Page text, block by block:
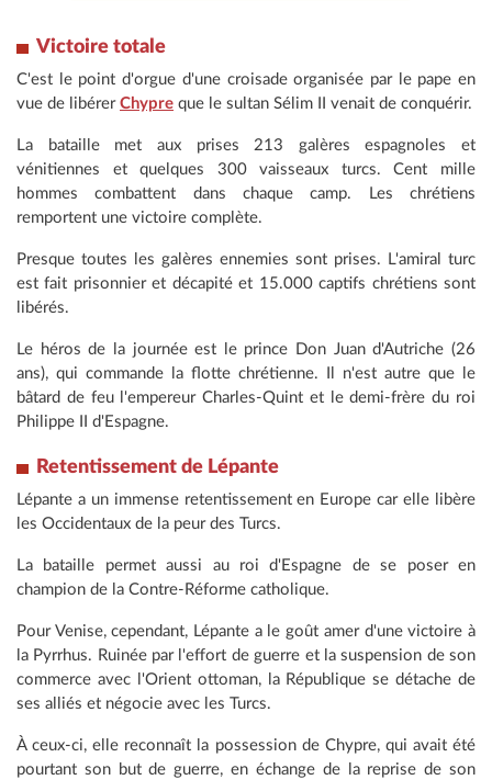
Victoire totale
C'est le point d'orgue d'une croisade organisée par le pape en
vue de libérer Chypre que le sultan Sélim II venait de conquérir.
La bataille met aux prises 213 galères espagnoles et
vénitiennes et quelques 300 vaisseaux turcs. Cent mille
hommes combattent dans chaque camp. Les chrétiens
remportent une victoire complète.
Presque toutes les galères ennemies sont prises. L'amiral turc
est fait prisonnier et décapité et 15.000 captifs chrétiens sont
libérés.
Le héros de la journée est le prince Don Juan d'Autriche (26
ans), qui commande la flotte chrétienne. Il n'est autre que le
bâtard de feu l'empereur Charles-Quint et le demi-frère du roi
Philippe II d'Espagne.
Retentissement de Lépante
Lépante a un immense retentissement en Europe car elle libère
les Occidentaux de la peur des Turcs.
La bataille permet aussi au roi d'Espagne de se poser en
champion de la Contre-Réforme catholique.
Pour Venise, cependant, Lépante a le goût amer d'une victoire à
la Pyrrhus. Ruinée par l'effort de guerre et la suspension de son
commerce avec l'Orient ottoman, la République se détache de
ses alliés et négocie avec les Turcs.
À ceux-ci, elle reconnaît la possession de Chypre, qui avait été
pourtant son but de guerre, en échange de la reprise de son